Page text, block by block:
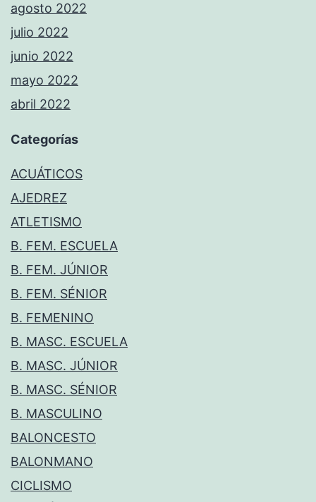
agosto 2022
julio 2022
junio 2022
mayo 2022
abril 2022
Categorías
ACUÁTICOS
AJEDREZ
ATLETISMO
B. FEM. ESCUELA
B. FEM. JÚNIOR
B. FEM. SÉNIOR
B. FEMENINO
B. MASC. ESCUELA
B. MASC. JÚNIOR
B. MASC. SÉNIOR
B. MASCULINO
BALONCESTO
BALONMANO
CICLISMO